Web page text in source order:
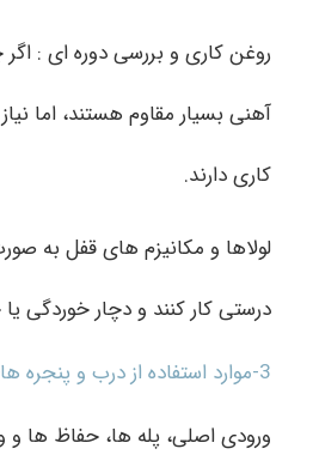
روغن کاری و بررسی دوره ای :
آهنی بسیار مقاوم هستند، اما
کاری دارند.
لولاها و مکانیزم های قفل به
درستی کار کنند و دچار خوردگی
3-موارد استفاده از درب و پنجره های شیک
ورودی اصلی، پله ها، حفاظ ها و